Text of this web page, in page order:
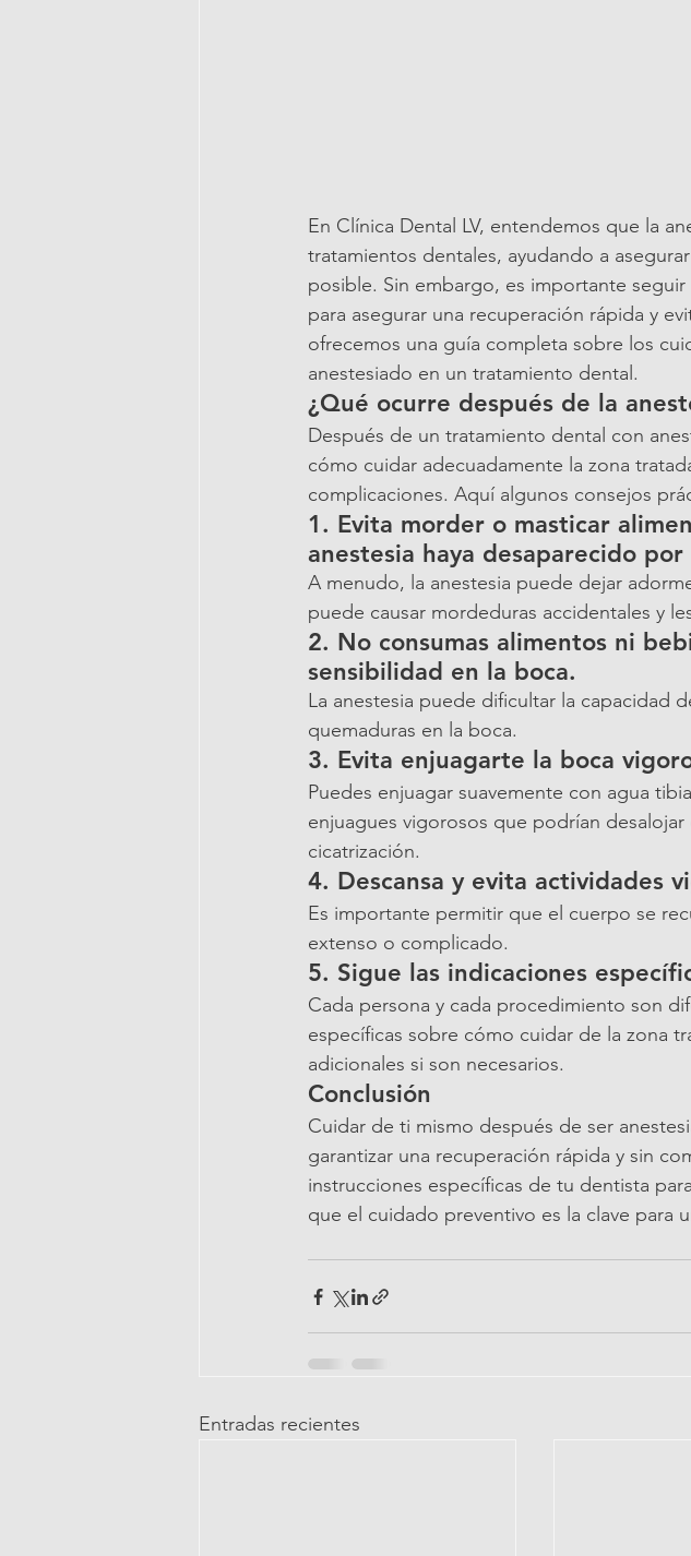
En Clínica Dental LV, entendemos que la
tratamientos dentales, ayudando a
posible. Sin embargo, es importante
para asegurar una recuperación rápida y
ofrecemos una guía completa sobre los
anestesiado en un tratamiento dental.
¿Qué ocurre después de la
Después de un tratamiento dental con
cómo cuidar adecuadamente la zona
complicaciones. Aquí algunos consejos
1. Evita morder o masticar
anestesia haya desaparecido
A menudo, la anestesia puede dejar
puede causar mordeduras accidentales y
2. No consumas alimentos ni
sensibilidad en la boca.
La anestesia puede dificultar la capacidad
quemaduras en la boca.
3. Evita enjuagarte la boca
Puedes enjuagar suavemente con agua
enjuagues vigorosos que podrían
cicatrización.
4. Descansa y evita actividades
Es importante permitir que el cuerpo se
extenso o complicado.
5. Sigue las indicaciones
Cada persona y cada procedimiento son
específicas sobre cómo cuidar de la zona
adicionales si son necesarios.
Conclusión
Cuidar de ti mismo después de ser
garantizar una recuperación rápida y sin
instrucciones específicas de tu dentista
que el cuidado preventivo es la clave para
Entradas recientes